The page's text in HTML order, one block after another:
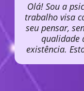
Olá! Sou a
trabalho visa
seu pensar,
qualidade
existência.